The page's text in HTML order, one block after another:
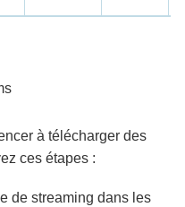
à télécharger des
ces étapes :
de streaming dans les